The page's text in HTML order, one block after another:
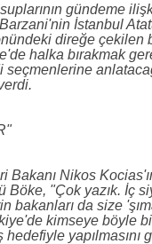
gündeme
İstanbul
direğe
halka bırakmak
Nikos Kocias'ın
Böke, "Çok yazık. İç
bakanları da size
kimseye böyle
hedefiyle yapılmasını